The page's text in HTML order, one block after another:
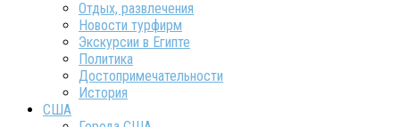
Отдых, развлечения
Новости турфирм
Экскурсии в Египте
Политика
Достопримечательности
История
США